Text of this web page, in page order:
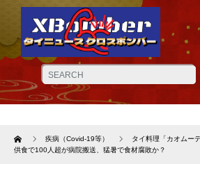
Home 疾病（Covid-19等）
タイ料理「カオムー
供食で100人超が病院搬送、猛暑で食材腐敗か？